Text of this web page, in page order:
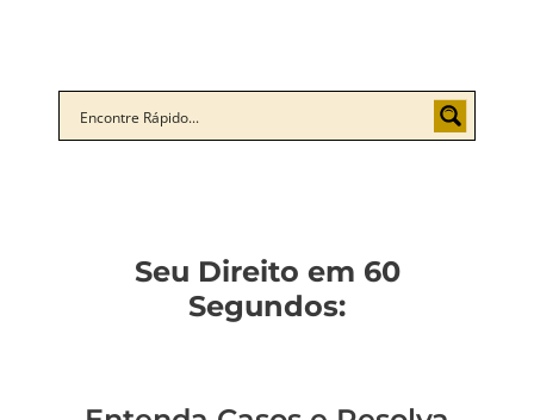
Seu Direito em 60
Segundos: